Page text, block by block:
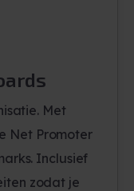
Met
Net Promoter
Inclusief
zodat je